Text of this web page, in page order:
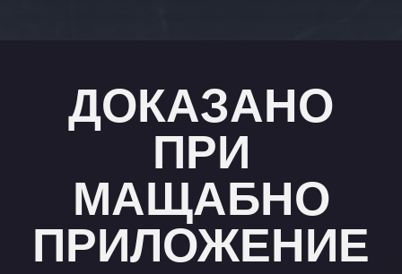
ДОКАЗАНО
ПРИ
МАЩАБНО
ПРИЛОЖЕНИЕ